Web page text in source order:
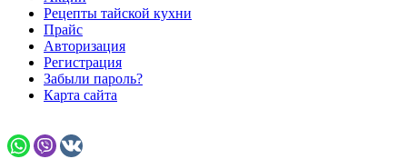
Рецепты тайской кухни
Прайс
Авторизация
Регистрация
Забыли пароль?
Карта сайта